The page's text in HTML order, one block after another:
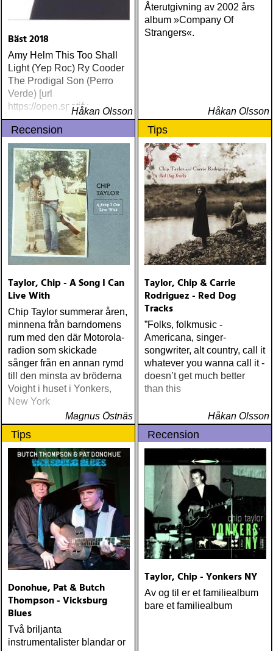
Bäst 2018
Amy Helm This Too Shall
Light (Yep Roc) Ry Cooder
The Prodigal Son (Perro
Verde) [url
https://open.spotifyHåkan Olsson
Återutgivning av 2002 års
album »Company Of
Strangers«.
Håkan Olsson
Recension
Taylor, Chip - A Song I Can
Live With
Chip Taylor summerar åren,
minnena från barndomens
rum med den där Motorola-
radion som skickade
sånger från en annan rymd
till den minsta av bröderna
Voight i huset i Yonkers,
New York
Magnus Östnäs
Tips
Taylor, Chip & Carrie
Rodriguez - Red Dog
Tracks
”Folks, folkmusic -
Americana, singer-
songwriter, alt country, call it
whatever you wanna call it -
doesn’t get much better
than this
Håkan Olsson
Tips
Donohue, Pat & Butch
Thompson - Vicksburg
Blues
Två briljanta
instrumentalister blandar or
Recension
Taylor, Chip - Yonkers NY
Av og til er et familiealbum
bare et familiealbum